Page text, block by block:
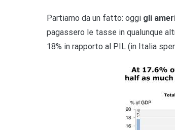
Partiamo da un fatto: oggi gli
pagassero le tasse in qualunque
18% in rapporto al PIL (in Italia